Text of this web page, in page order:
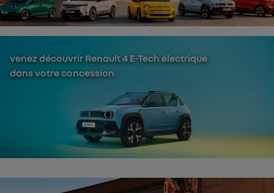
venez découvrir Renault 4 E-Tech électrique
dans votre concession